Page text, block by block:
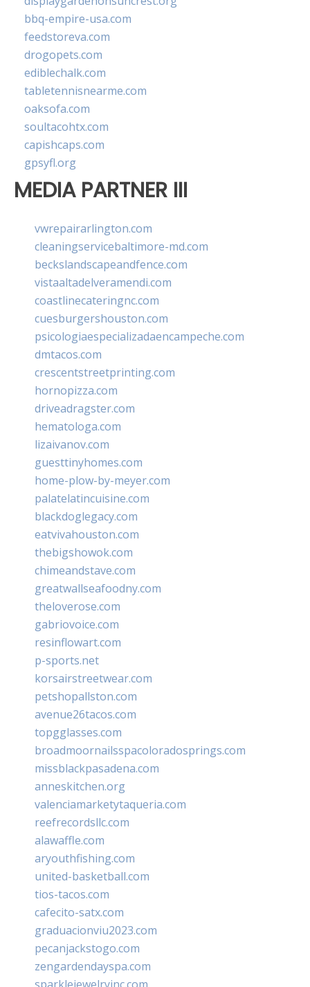
bbq-empire-usa.com
feedstoreva.com
drogopets.com
ediblechalk.com
tabletennisnearme.com
oaksofa.com
soultacohtx.com
capishcaps.com
gpsyfl.org
MEDIA PARTNER III
vwrepairarlington.com
cleaningservicebaltimore-md.com
beckslandscapeandfence.com
vistaaltadelveramendi.com
coastlinecateringnc.com
cuesburgershouston.com
psicologiaespecializadaencampeche.com
dmtacos.com
crescentstreetprinting.com
hornopizza.com
driveadragster.com
hematologa.com
lizaivanov.com
guesttinyhomes.com
home-plow-by-meyer.com
palatelatincuisine.com
blackdoglegacy.com
eatvivahouston.com
thebigshowok.com
chimeandstave.com
greatwallseafoodny.com
theloverose.com
gabriovoice.com
resinflowart.com
p-sports.net
korsairstreetwear.com
petshopallston.com
avenue26tacos.com
topgglasses.com
broadmoornailsspacoloradosprings.com
missblackpasadena.com
anneskitchen.org
valenciamarketytaqueria.com
reefrecordsllc.com
alawaffle.com
aryouthfishing.com
united-basketball.com
tios-tacos.com
cafecito-satx.com
graduacionviu2023.com
pecanjackstogo.com
zengardendayspa.com